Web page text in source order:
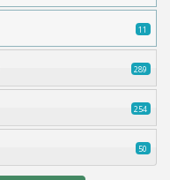
11
289
254
50